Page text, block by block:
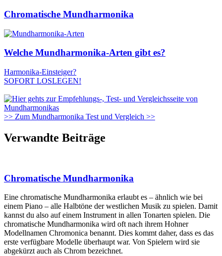
Chromatische Mundharmonika
Welche Mundharmonika-Arten gibt es?
Harmonika-Einsteiger?
SOFORT LOSLEGEN!
>> Zum Mundharmonika Test und Vergleich >>
Verwandte Beiträge
Chromatische Mundharmonika
Eine chromatische Mundharmonika erlaubt es – ähnlich wie bei
einem Piano – alle Halbtöne der westlichen Musik zu spielen. Damit
kannst du also auf einem Instrument in allen Tonarten spielen. Die
chromatische Mundharmonika wird oft nach ihrem Hohner
Modellnamen Chromonica benannt. Dies kommt daher, dass es das
erste verfügbare Modelle überhaupt war. Von Spielern wird sie
abgekürzt auch als Chrom bezeichnet.